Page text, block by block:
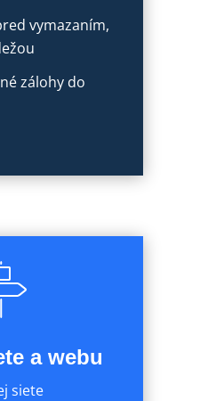
vymazaním,
zálohy do
a webu
siete